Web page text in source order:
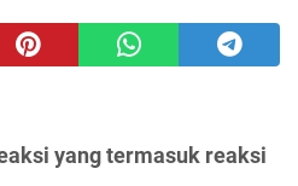
yang termasuk reaksi